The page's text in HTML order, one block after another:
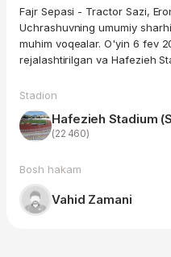
Fajr Sepasi - Tractor Sazi,
Uchrashuvning umumiy
muhim voqealar. O'yin 6 fev
rejalashtirilgan va Hafezieh
Stadion
Hafezieh Stadium
(22 460)
Bosh hakam
Vahid Zamani